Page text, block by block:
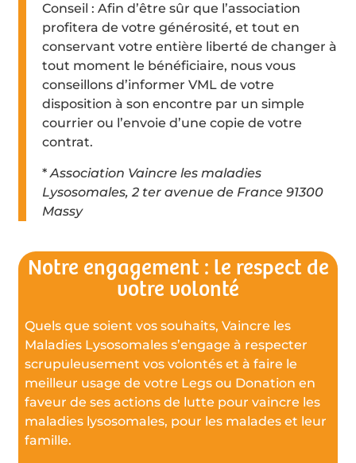
Conseil : Afin d’être sûr que l’association
profitera de votre générosité, et tout en
conservant votre entière liberté de changer à
tout moment le bénéficiaire, nous vous
conseillons d’informer VML de votre
disposition à son encontre par un simple
courrier ou l’envoie d’une copie de votre
contrat.
*Association Vaincre les maladies
Lysosomales, 2 ter avenue de France 91300
Massy
Notre engagement : le respect de
votre volonté
Quels que soient vos souhaits, Vaincre les
Maladies Lysosomales s’engage à respecter
scrupuleusement vos volontés et à faire le
meilleur usage de votre Legs ou Donation en
faveur de ses actions de lutte pour vaincre les
maladies lysosomales, pour les malades et leur
famille.